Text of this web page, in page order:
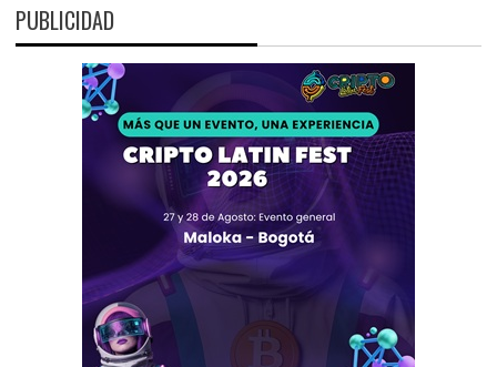
PUBLICIDAD